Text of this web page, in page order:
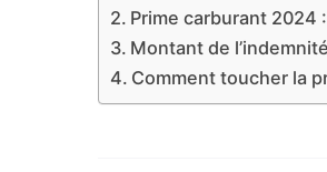
Prime carburant 2024
Montant de
Comment toucher la